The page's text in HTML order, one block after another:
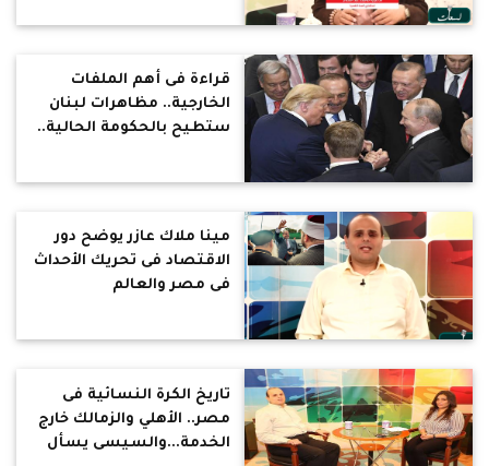
قراءة فى أهم الملفات
الخارجية.. مظاهرات لبنان
ستطيح بالحكومة الحالية..
والعالم يرفض إقامة دولة
مينا ملاك عازر يوضح دور
الاقتصاد فى تحريك الأحداث
فى مصر والعالم
تاريخ الكرة النسائية فى
مصر.. الأهلي والزمالك خارج
الخدمة...والسيسى يسأل